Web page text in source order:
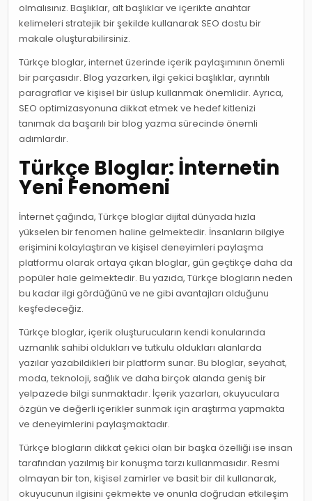
olmalısınız. Başlıklar, alt başlıklar ve içerikte anahtar
kelimeleri stratejik bir şekilde kullanarak SEO dostu bir
makale oluşturabilirsiniz.
Türkçe bloglar, internet üzerinde içerik paylaşımının önemli
bir parçasıdır. Blog yazarken, ilgi çekici başlıklar, ayrıntılı
paragraflar ve kişisel bir üslup kullanmak önemlidir. Ayrıca,
SEO optimizasyonuna dikkat etmek ve hedef kitlenizi
tanımak da başarılı bir blog yazma sürecinde önemli
adımlardır.
Türkçe Bloglar: İnternetin
Yeni Fenomeni
İnternet çağında, Türkçe bloglar dijital dünyada hızla
yükselen bir fenomen haline gelmektedir. İnsanların bilgiye
erişimini kolaylaştıran ve kişisel deneyimleri paylaşma
platformu olarak ortaya çıkan bloglar, gün geçtikçe daha da
popüler hale gelmektedir. Bu yazıda, Türkçe blogların neden
bu kadar ilgi gördüğünü ve ne gibi avantajları olduğunu
keşfedeceğiz.
Türkçe bloglar, içerik oluşturucuların kendi konularında
uzmanlık sahibi oldukları ve tutkulu oldukları alanlarda
yazılar yazabildikleri bir platform sunar. Bu bloglar, seyahat,
moda, teknoloji, sağlık ve daha birçok alanda geniş bir
yelpazede bilgi sunmaktadır. İçerik yazarları, okuyuculara
özgün ve değerli içerikler sunmak için araştırma yapmakta
ve deneyimlerini paylaşmaktadır.
Türkçe blogların dikkat çekici olan bir başka özelliği ise insan
tarafından yazılmış bir konuşma tarzı kullanmasıdır. Resmi
olmayan bir ton, kişisel zamirler ve basit bir dil kullanarak,
okuyucunun ilgisini çekmekte ve onunla doğrudan etkileşim